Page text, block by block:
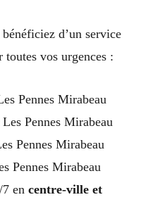
bénéficiez d’un service
vos urgences :
Pennes Mirabeau
Pennes Mirabeau
Pennes Mirabeau
Pennes Mirabeau
en centre-ville et